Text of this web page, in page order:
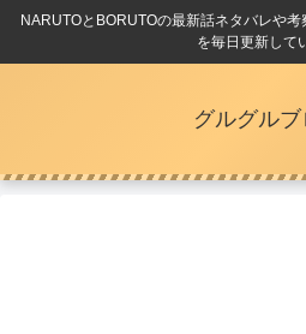
NARUTOとBORUTOの最新話ネタバレや
を毎日更新して
グルグル